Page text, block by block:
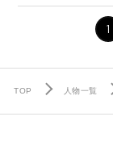
1
TOP 人物一覧